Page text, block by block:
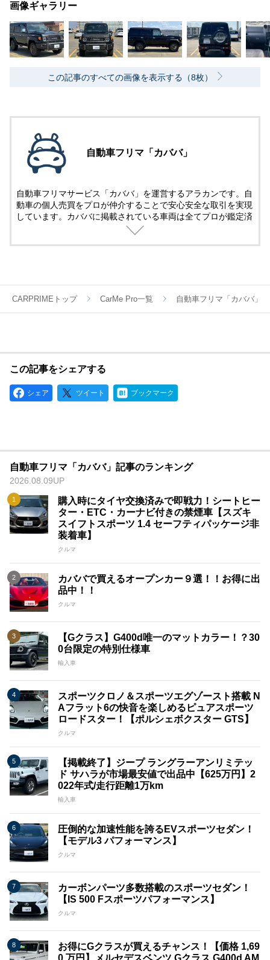
画像ギャラリー
この記事のすべての画像を表示する（8枚）
自動車フリマ「カババ」
自動車フリマサービス「カババ」を運営するアラカンです。自
動車の個人売買をプロが仲介することで安心安全な取引を実現
しています。カババに掲載されている車両は全てプロが鑑定済
CARPRIMEトップ CarMe Pro一覧 自動車フリマ「カババ」
この記事をシェアする
シェア ツイート ブックマーク
自動車フリマ「カババ」記事のランキング
2026.08.09UP
購入時にタイヤ交換済みで即戦力！シートヒー
ター・ETC・カーナビ付きの禁煙車【スズキ
スイフトスポーツ 1.4 セーフティパッケージ非
装着車】
クルマ
カババで買えるオープンカー９選！！お得に出
品中！！
クルマ
【Gクラス】G400d唯一のマットカラー！？30
0台限定の特別仕様車
輸入車
スポーツクロノ＆スポーツエグゾースト搭載 N
Aフラット6の快音を楽しめるピュアスポーツ
ロードスター！【ポルシェボクスター GTS】
クルマ
【掲載終了】ジープ ラングラーアンリミテッ
ド サハラが市場最安値で出品中【625万円】2
022年式/走行距離1万km
輸入車
圧倒的な加速性能を誇るEVスポーツセダン！
【モデル3 パフォーマンス】
クルマ
カーボンパーツ多数搭載のスポーツセダン！
【IS 500 Fスポーツパフォーマンス】
クルマ
お得にGクラスが買えるチャンス！【価格 1,69